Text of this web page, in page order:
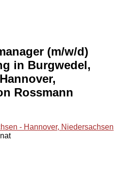
(m/w/d)
in Burgwedel,
Rossmann
- Hannover, Niedersachsen